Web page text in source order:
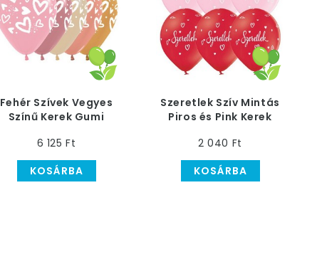
Fehér Szívek Vegyes
Színű Kerek Gumi
db
6 125 Ft
KOSÁRBA
Szeretlek Szív Mintás
Piros és Pink Kerek
2 040 Ft
KOSÁRBA